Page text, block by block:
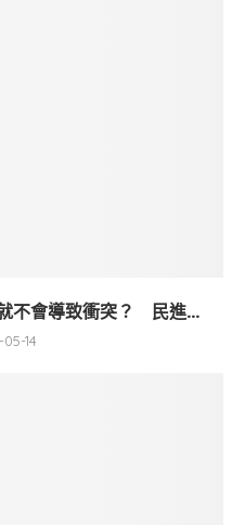
不會導致衝突？ 民進...
14